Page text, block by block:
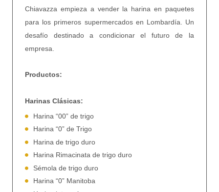
Chiavazza empieza a vender la harina en paquetes
para los primeros supermercados en Lombardía. Un
desafío destinado a condicionar el futuro de la
empresa.
Productos:
Harinas Clásicas:
Harina “00” de trigo
Harina “0” de Trigo
Harina de trigo duro
Harina Rimacinata de trigo duro
Sémola de trigo duro
Harina “0” Manitoba